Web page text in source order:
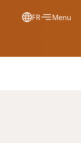
FR Menu